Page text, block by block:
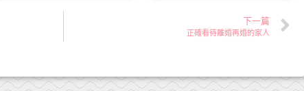
下一篇
正確看待離婚再婚的家人